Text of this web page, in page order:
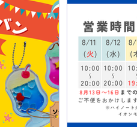
ラ
【2026年
変更のお知